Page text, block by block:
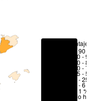
Porcentajes
> 90 %
80 -
70 -
50 -
25 -
6 - 25
1 - 6 %
< 1 %
No hay